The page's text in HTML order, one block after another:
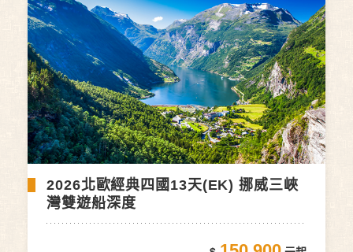
2026北歐經典四國13天(EK) 挪威三峽
灣雙遊船深度